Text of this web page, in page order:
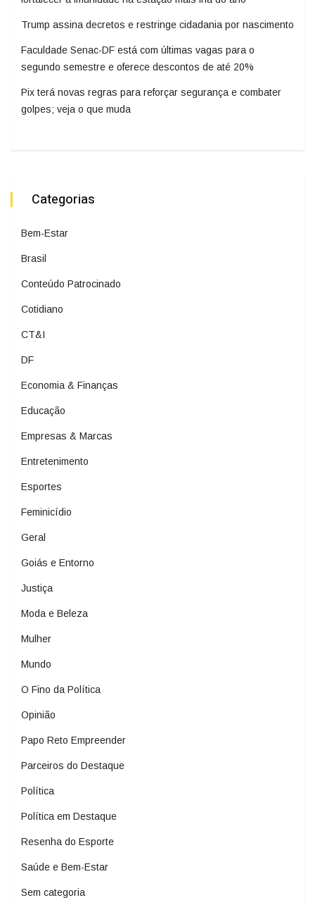
Trump assina decretos e restringe cidadania por nascimento
Faculdade Senac-DF está com últimas vagas para o
segundo semestre e oferece descontos de até 20%
Pix terá novas regras para reforçar segurança e combater
golpes; veja o que muda
Categorias
Bem-Estar
Brasil
Conteúdo Patrocinado
Cotidiano
CT&I
DF
Economia & Finanças
Educação
Empresas & Marcas
Entretenimento
Esportes
Feminicídio
Geral
Goiás e Entorno
Justiça
Moda e Beleza
Mulher
Mundo
O Fino da Política
Opinião
Papo Reto Empreender
Parceiros do Destaque
Política
Política em Destaque
Resenha do Esporte
Saúde e Bem-Estar
Sem categoria